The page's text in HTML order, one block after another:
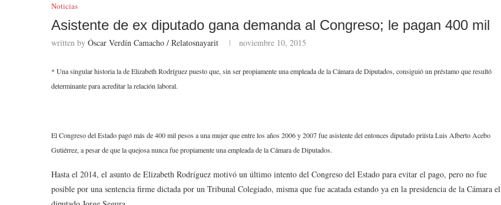
Noticias
Asistente de ex diputado gana demanda al Congreso; le pagan 400 mil
written by Óscar Verdín Camacho / Relatosnayarit noviembre 10, 2015
* Una singular historia la de Elizabeth Rodríguez puesto que, sin ser propiamente una empleada de la Cámara de Diputados, consiguió un préstamo que resultó
determinante para acreditar la relación laboral.
El Congreso del Estado pagó más de 400 mil pesos a una mujer que entre los años 2006 y 2007 fue asistente del entonces diputado priísta Luis Alberto Acebo
Gutiérrez, a pesar de que la quejosa nunca fue propiamente una empleada de la Cámara de Diputados.
Hasta el 2014, el asunto de Elizabeth Rodríguez motivó un último intento del Congreso del Estado para evitar el pago, pero no fue
posible por una sentencia firme dictada por un Tribunal Colegiado, misma que fue acatada estando ya en la presidencia de la Cámara el